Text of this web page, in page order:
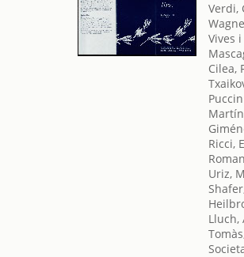
Verdi,
Vives
Cilea,
Ricci,
Uriz,
Lluch,